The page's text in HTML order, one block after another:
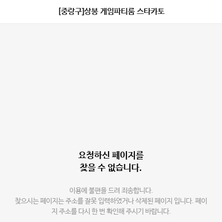
[중랑구]상봉 게임파티룸 스타카토
요청하신 페이지를
찾을 수 없습니다.
이용에 불편을 드려 죄송합니다.
찾으시는 페이지는 주소를 잘못 입력하였거나 삭제된 페이지 입니다. 페이
지 주소를 다시 한 번 확인해 주시기 바랍니다.